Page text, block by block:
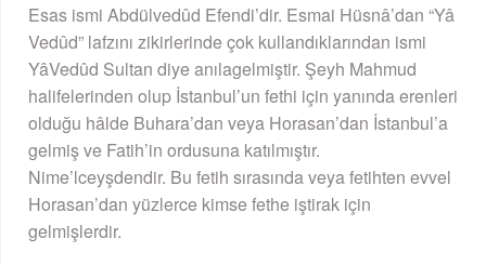
Esas ismi Abdülvedûd Efendi’dir. Esmai Hüsnâ’dan “Yâ
Vedûd” lafzını zikirlerinde çok kullandıklarından ismi
YâVedûd Sultan diye anılagelmiştir. Şeyh Mahmud
halifelerinden olup İstanbul’un fethi için yanında erenleri
olduğu hâlde Buhara’dan veya Horasan’dan İstanbul’a
gelmiş ve Fatih’in ordusuna katılmıştır.
Nime’lceyşdendir. Bu fetih sırasında veya fetihten evvel
Horasan’dan yüzlerce kimse fethe iştirak için
gelmişlerdir.